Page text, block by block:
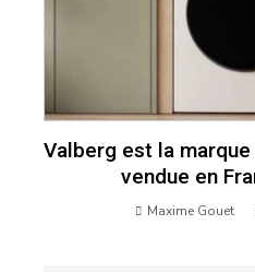
Valberg est la
vendue en
Maxime Gouet